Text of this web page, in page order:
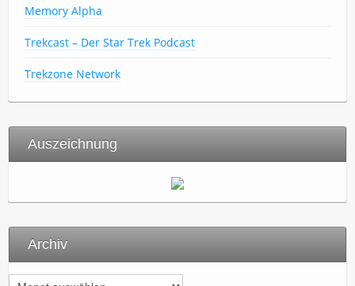
Memory Alpha
Trekcast – Der Star Trek Podcast
Trekzone Network
Auszeichnung
Archiv